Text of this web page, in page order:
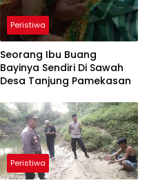
Peristiwa
Seorang Ibu Buang
Bayinya Sendiri Di Sawah
Desa Tanjung Pamekasan
Peristiwa